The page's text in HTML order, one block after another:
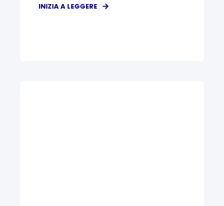
INIZIA A LEGGERE